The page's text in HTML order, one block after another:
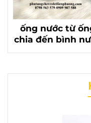
ống nước từ
chia đến bình
phụ chevrolet
máy 1.6 mã